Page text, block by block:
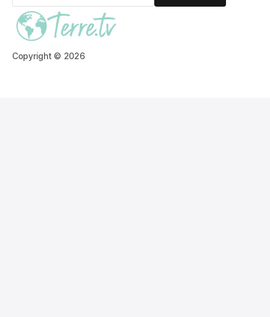
Copyright © 2026
S’abonner